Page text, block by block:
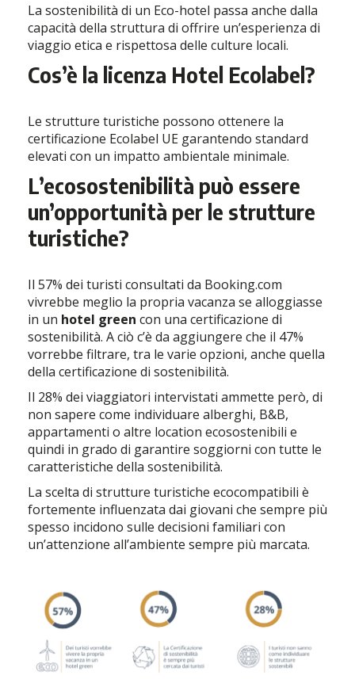
La sostenibilità di un Eco-hotel passa anche dalla
capacità della struttura di offrire un’esperienza di
viaggio etica e rispettosa delle culture locali.
Cos’è la licenza Hotel Ecolabel?
Le strutture turistiche possono ottenere la
certificazione Ecolabel UE garantendo standard
elevati con un impatto ambientale minimale.
L’ecosostenibilità può essere
un’opportunità per le strutture
turistiche?
Il 57% dei turisti consultati da Booking.com
vivrebbe meglio la propria vacanza se alloggiasse
in un hotel green con una certificazione di
sostenibilità. A ciò c’è da aggiungere che il 47%
vorrebbe filtrare, tra le varie opzioni, anche quella
della certificazione di sostenibilità.
Il 28% dei viaggiatori intervistati ammette però, di
non sapere come individuare alberghi, B&B,
appartamenti o altre location ecosostenibili e
quindi in grado di garantire soggiorni con tutte le
caratteristiche della sostenibilità.
La scelta di strutture turistiche ecocompatibili è
fortemente influenzata dai giovani che sempre più
spesso incidono sulle decisioni familiari con
un’attenzione all’ambiente sempre più marcata.